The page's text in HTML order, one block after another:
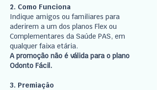
2. Como Funciona
Indique amigos ou familiares para
aderirem a um dos planos Flex ou
Complementares da Saúde PAS, em
qualquer faixa etária.
A promoção não é válida para o plano
Odonto Fácil.
3. Premiação